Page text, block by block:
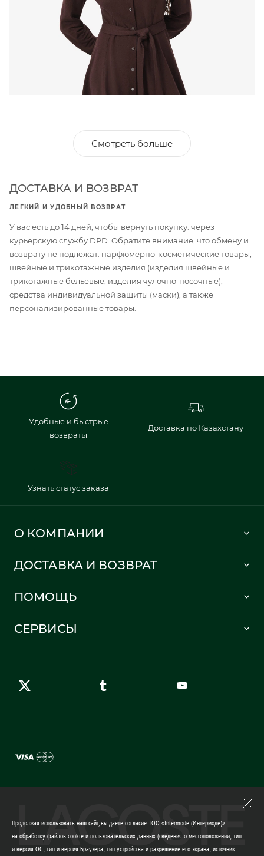
Смотреть больше
ДОСТАВКА И ВОЗВРАТ
ЛЕГКИЙ И УДОБНЫЙ ВОЗВРАТ
У вас есть до 14 дней, чтобы вернуть покупку: через
курьерскую службу DPD. Обратите внимание, что обмену и
возврату не подлежат: парфюмерно-косметические товары,
швейные и трикотажные изделия (изделия швейные и
трикотажные бельевые, изделия чулочно-носочные),
средства индивидуальной защиты (маски), а также
персонализированные товары.
Удобные и быстрые
возвраты
Доставка по Казахстану
Узнать статус заказа
О КОМПАНИИ
Политика в отношении обработки персональных данных
ДОСТАВКА И ВОЗВРАТ
Информация о доставке
Правила возврата
ПОМОЩЬ
Карта сайта
СЕРВИСЫ
Продолжая использовать наш сайт, вы даете согласие ТОО «Intermode (Интермоде)»
на обработку файлов cookie и пользовательских данных (сведения о местоположении; тип
и версия ОС; тип и версия Браузера; тип устройства и разрешение его экрана; источник